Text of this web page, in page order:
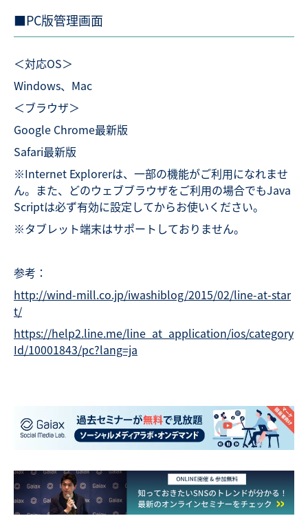
■PC版管理画面
＜対応OS＞
Windows、Mac
＜ブラウザ＞
Google Chrome最新版
Safari最新版
※Internet Explorerは、一部の機能がご利用になれませ
ん。また、どのウェブブラウザをご利用の場合でもJava
Scriptは必ず有効に設定してからお使いください。
※タブレット端末はサポートしておりません。
参考：
http://wind-mill.co.jp/iwashiblog/2015/02/line-at-star
t/
https://help2.line.me/line_at_application/ios/category
Id/10001843/pc?lang=ja